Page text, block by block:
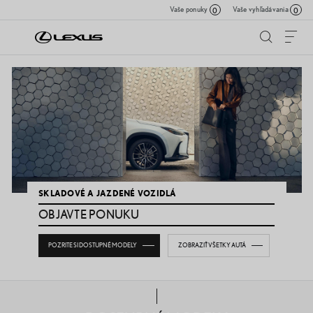
Vaše ponuky 0 Vaše vyhľadávania 0
SKLADOVÉ A JAZDENÉ VOZIDLÁ
OBJAVTE PONUKU
POZRITE SI DOSTUPNÉ MODELY ZOBRAZIŤ VŠETKY AUTÁ